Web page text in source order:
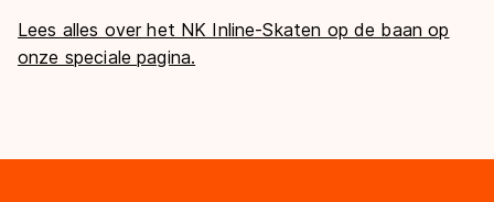
Lees alles over het NK Inline-Skaten op de baan op
onze speciale pagina.